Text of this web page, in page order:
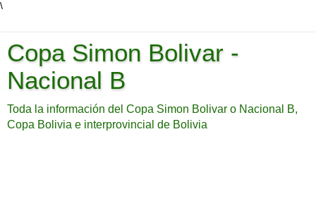
\
Copa Simon Bolivar -
Nacional B
Toda la información del Copa Simon Bolivar o Nacional B,
Copa Bolivia e interprovincial de Bolivia